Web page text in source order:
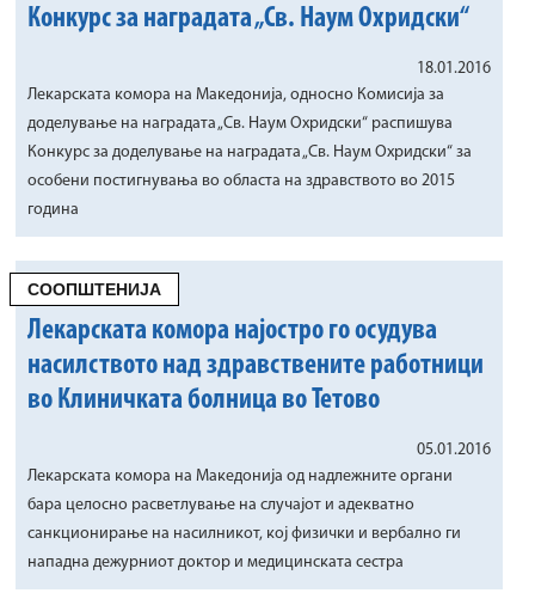
Конкурс за наградата „Св. Наум Охридски“
18.01.2016
Лекарската комора на Македонија, односно Комисија за
доделување на наградата „Св. Наум Охридски“ распишува
Конкурс за доделување на наградата „Св. Наум Охридски“ за
особени постигнувања во областа на здравството во 2015
година
СООПШТЕНИЈА
Лекарската комора најостро го осудува
насилството над здравствените работници
во Клиничката болница во Тетово
05.01.2016
Лекарската комора на Македонија од надлежните органи
бара целосно расветлување на случајот и адекватно
санкционирање на насилникот, кој физички и вербално ги
нападна дежурниот доктор и медицинската сестра